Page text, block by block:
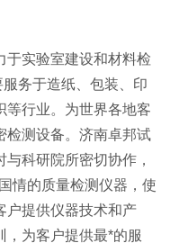
于实验室建设和材料检
务于造纸、包装、印
等行业。为世界各地客
检测设备。济南卓邦试
科研院所密切协作，
情的质量检测仪器，使
户提供仪器技术和产
，为客户提供最*的服